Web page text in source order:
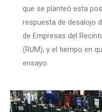
que se planteó esta
respuesta de desalojo
de Empresas del
(RUM); y el tiempo en
ensayo.